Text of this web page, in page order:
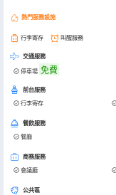
熱門服務設施
行李寄存 叫醒服務
交通服務
停車場 免費
前台服務
行李寄存
餐飲服務
餐廳
商務服務
會議廳
公共區